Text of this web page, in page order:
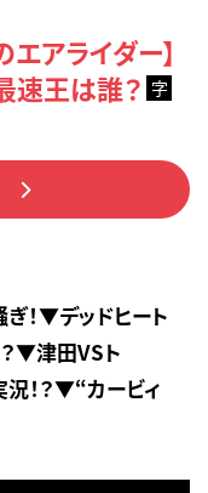
アライダー】
速王は誰？ 字
！▼デッドヒート
？▼津田VSト
況！？▼“カービィ